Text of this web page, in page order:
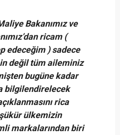
Bakanımız ve
ricam (
edeceğim ) sadece
değil tüm aileminiz
bugüne kadar
bilgilendirelecek
rica
ülkemizin
markalarından biri